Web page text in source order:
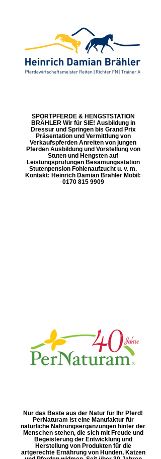
SPORTPFERDE & HENGSTSTATION
BRÄHLER Wir für SIE! Ausbildung in
Dressur und Springen bis Grand Prix
Präsentation und Vermittlung von
Verkaufspferden Anreiten von jungen
Pferden Ausbildung und Vorstellung von
Stuten und Hengsten auf
Leistungsprüfungen Besamungsstation
Stutenpension Fohlenaufzucht u. v. m.
Kontakt: Heinrich Damian Brähler Mobil:
0170 815 9909
Nur das Beste aus der Natur für Ihr Pferd!
PerNaturam ist eine Manufaktur für
natürliche Nahrungsergänzungen hinter der
Menschen stehen, die sich mit Freude und
Begeisterung der Entwicklung und
Herstellung von Produkten für die
artgerechte Ernährung von Hunden, Katzen